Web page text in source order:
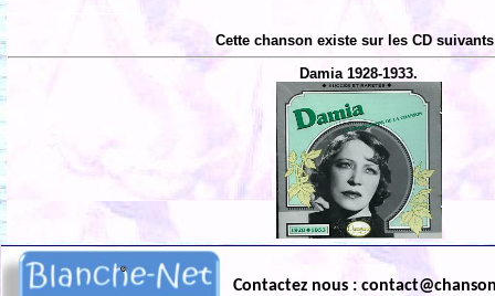
Cette chanson existe sur les CD
Damia 1928-1933.
Contactez nous :